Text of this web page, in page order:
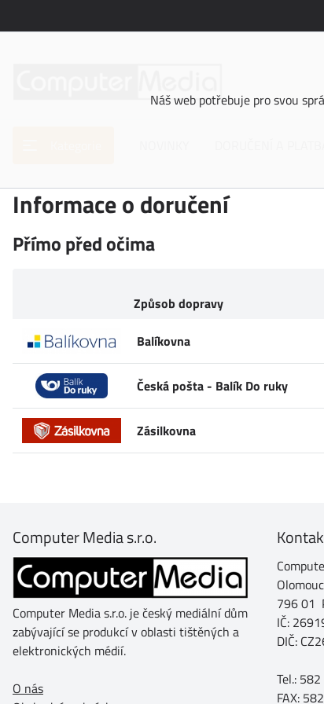
Náš web potřebuje pro svou
Informace o doručení
Přímo před očima
Způsob dopravy
Balíkovna
Česká pošta - Balík Do ruky
Zásilkovna
Computer Media s.r.o.
Computer Media s.r.o. je český mediální dům
zabývající se produkcí v oblasti tištěných a
elektronických médií.
O nás
796 01
IČ:
DIČ:
Tel.:
FAX: